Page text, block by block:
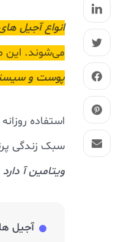
انواع آجیل
می‌شوند. این
پوست و
استفاده
سبک زندگی
ویتامین آ دارد
آجیل